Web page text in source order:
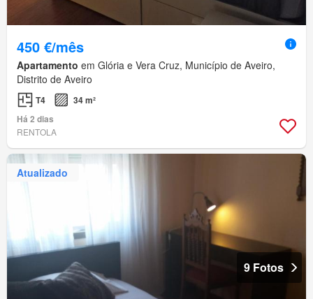
450 €/mês
Apartamento em Glória e Vera Cruz, Município de Aveiro,
Distrito de Aveiro
T4
34 m²
Há 2 dias
RENTOLA
Atualizado
9 Fotos